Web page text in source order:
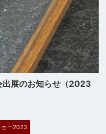
出展のお知らせ（2023
ョー2023